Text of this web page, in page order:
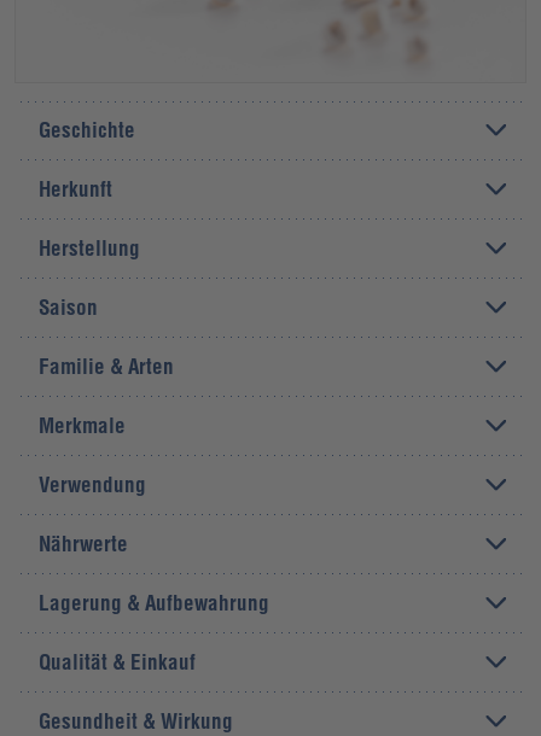
Geschichte
Herkunft
Herstellung
Saison
Familie & Arten
Merkmale
Verwendung
Nährwerte
Lagerung & Aufbewahrung
Qualität & Einkauf
Gesundheit & Wirkung